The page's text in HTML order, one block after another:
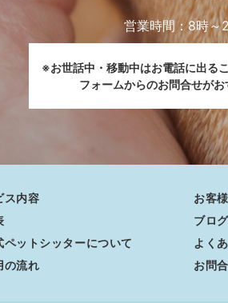
営業時間：8時～
※お世話中・移動中はお電話に出る
フォームからのお問合せがお
ス内容
ペットシッターについて
の流れ
お客
ブログ
よく
お問